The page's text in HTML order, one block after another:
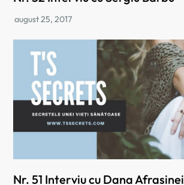
Nr. 51 Interviu cu Dana Afrasinei